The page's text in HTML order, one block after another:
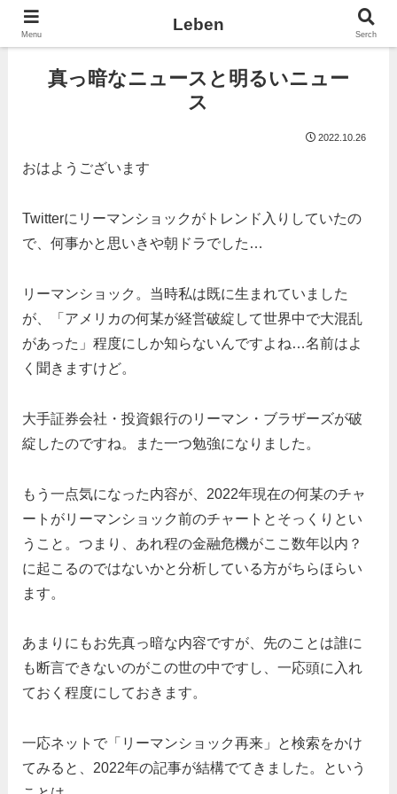
真っ暗なニュースと明るいニュー
ス
2022.10.26
おはようございます
Twitterにリーマンショックがトレンド入りしていたの
で、何事かと思いきや朝ドラでした…
リーマンショック。当時私は既に生まれていました
が、「アメリカの何某が経営破綻して世界中で大混乱
があった」程度にしか知らないんですよね…名前はよ
く聞きますけど。
大手証券会社・投資銀行のリーマン・ブラザーズが破
綻したのですね。また一つ勉強になりました。
もう一点気になった内容が、2022年現在の何某のチャ
ートがリーマンショック前のチャートとそっくりとい
うこと。つまり、あれ程の金融危機がここ数年以内？
に起こるのではないかと分析している方がちらほらい
ます。
あまりにもお先真っ暗な内容ですが、先のことは誰に
も断言できないのがこの世の中ですし、一応頭に入れ
ておく程度にしておきます。
一応ネットで「リーマンショック再来」と検索をかけ
てみると、2022年の記事が結構でてきました。という
Menu
Leben
Serch